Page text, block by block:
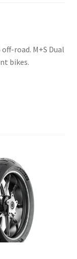
road. M+S Dual
bikes.